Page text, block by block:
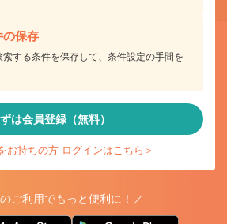
の保存
索する条件を保存して、条件設定の手間を
は会員登録（無料）
お持ちの方 ログインはこちら＞
ご利用でもっと便利に！／